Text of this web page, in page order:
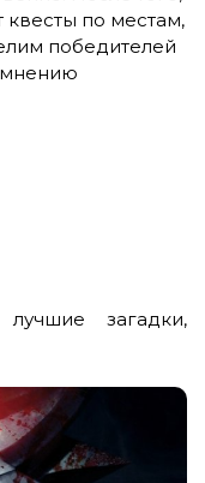
квесты по местам,
победителей
загадки,